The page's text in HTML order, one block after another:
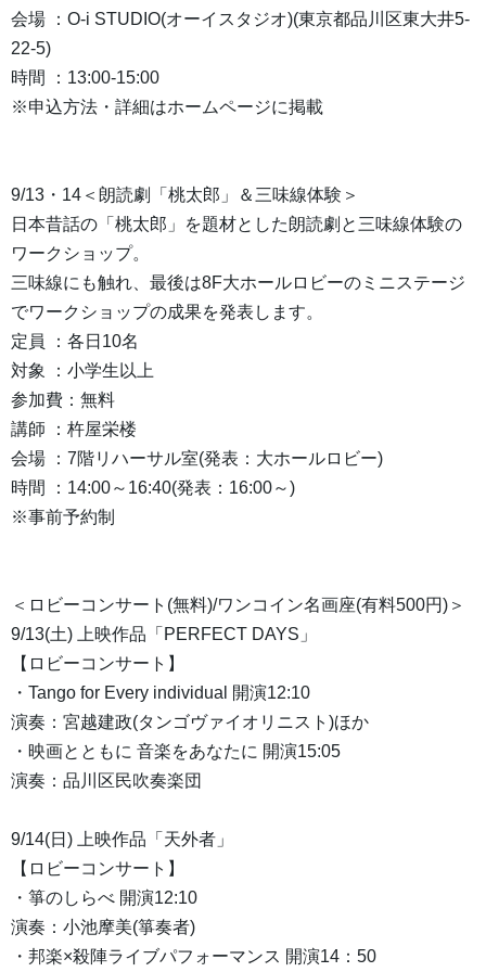
会場 ：O-i STUDIO(オーイスタジオ)(東京都品川区東大井5-
22-5)
時間 ：13:00-15:00
※申込方法・詳細はホームページに掲載
9/13・14＜朗読劇「桃太郎」＆三味線体験＞
日本昔話の「桃太郎」を題材とした朗読劇と三味線体験の
ワークショップ。
三味線にも触れ、最後は8F大ホールロビーのミニステージ
でワークショップの成果を発表します。
定員 ：各日10名
対象 ：小学生以上
参加費：無料
講師 ：杵屋栄楼
会場 ：7階リハーサル室(発表：大ホールロビー)
時間 ：14:00～16:40(発表：16:00～)
※事前予約制
＜ロビーコンサート(無料)/ワンコイン名画座(有料500円)＞
9/13(土) 上映作品「PERFECT DAYS」
【ロビーコンサート】
・Tango for Every individual 開演12:10
演奏：宮越建政(タンゴヴァイオリニスト)ほか
・映画とともに 音楽をあなたに 開演15:05
演奏：品川区民吹奏楽団
9/14(日) 上映作品「天外者」
【ロビーコンサート】
・箏のしらべ 開演12:10
演奏：小池摩美(箏奏者)
・邦楽×殺陣ライブパフォーマンス 開演14：50